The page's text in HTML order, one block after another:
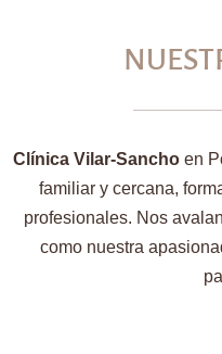
Clínica Vilar-Sanchoen
familiar y cercana,
profesionales. Nos
como nuestra